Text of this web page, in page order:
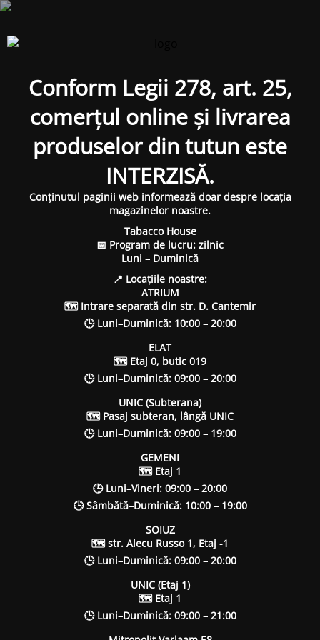
Conform Legii 278, art. 25,
comerțul online și livrarea
produselor din tutun este
INTERZISĂ.
Conținutul paginii web informează doar despre locația
magazinelor noastre.
Tabacco House
📅 Program de lucru: zilnic
Luni – Duminică
📍 Locațiile noastre:
ATRIUM
🗺 Intrare separată din str. D. Cantemir
🕒 Luni–Duminică: 10:00 – 20:00
ELAT
🗺 Etaj 0, butic 019
🕒 Luni–Duminică: 09:00 – 20:00
UNIC (Subterana)
🗺 Pasaj subteran, lângă UNIC
🕒 Luni–Duminică: 09:00 – 19:00
GEMENI
🗺 Etaj 1
🕒 Luni–Vineri: 09:00 – 20:00
🕒 Sâmbătă–Duminică: 10:00 – 19:00
SOIUZ
🗺 str. Alecu Russo 1, Etaj -1
🕒 Luni–Duminică: 09:00 – 20:00
UNIC (Etaj 1)
🗺 Etaj 1
🕒 Luni–Duminică: 09:00 – 21:00